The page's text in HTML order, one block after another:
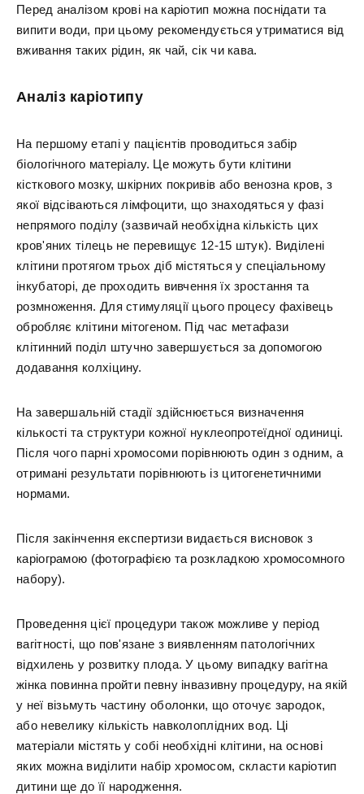
Перед аналізом крові на каріотип можна поснідати та
випити води, при цьому рекомендується утриматися від
вживання таких рідин, як чай, сік чи кава.
Аналіз каріотипу
На першому етапі у пацієнтів проводиться забір
біологічного матеріалу. Це можуть бути клітини
кісткового мозку, шкірних покривів або венозна кров, з
якої відсіваються лімфоцити, що знаходяться у фазі
непрямого поділу (зазвичай необхідна кількість цих
кров'яних тілець не перевищує 12-15 штук). Виділені
клітини протягом трьох діб містяться у спеціальному
інкубаторі, де проходить вивчення їх зростання та
розмноження. Для стимуляції цього процесу фахівець
обробляє клітини мітогеном. Під час метафази
клітинний поділ штучно завершується за допомогою
додавання колхіцину.
На завершальній стадії здійснюється визначення
кількості та структури кожної нуклеопротеїдної одиниці.
Після чого парні хромосоми порівнюють один з одним, а
отримані результати порівнюють із цитогенетичними
нормами.
Після закінчення експертизи видається висновок з
каріограмою (фотографією та розкладкою хромосомного
набору).
Проведення цієї процедури також можливе у період
вагітності, що пов'язане з виявленням патологічних
відхилень у розвитку плода. У цьому випадку вагітна
жінка повинна пройти певну інвазивну процедуру, на якій
у неї візьмуть частину оболонки, що оточує зародок,
або невелику кількість навколоплідних вод. Ці
матеріали містять у собі необхідні клітини, на основі
яких можна виділити набір хромосом, скласти каріотип
дитини ще до її народження.